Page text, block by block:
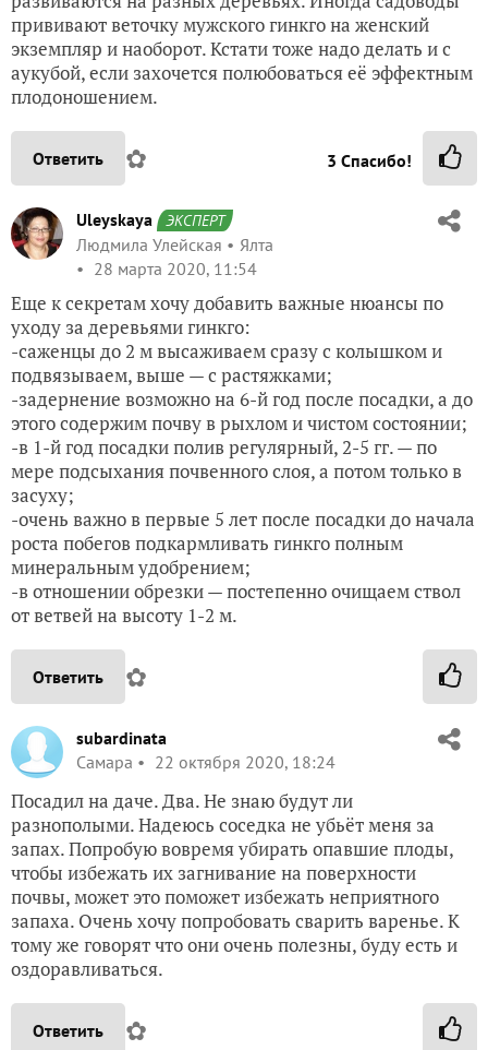
прививают веточку мужского гинкго на женский
экземпляр и наоборот. Кстати тоже надо делать и с
аукубой, если захочется полюбоваться её эффектным
плодоношением.
Ответить ✿ 3 Спасибо!
Uleyskaya ЭКСПЕРТ
Людмила Улейская
Ялта
28 марта 2020, 11:54
Еще к секретам хочу добавить важные нюансы по
уходу за деревьями гинкго:
-саженцы до 2 м высаживаем сразу с колышком и
подвязываем, выше — с растяжками;
-задернение возможно на 6-й год после посадки, а до
этого содержим почву в рыхлом и чистом состоянии;
-в 1-й год посадки полив регулярный, 2-5 гг. — по
мере подсыхания почвенного слоя, а потом только в
засуху;
-очень важно в первые 5 лет после посадки до начала
роста побегов подкармливать гинкго полным
минеральным удобрением;
-в отношении обрезки — постепенно очищаем ствол
от ветвей на высоту 1-2 м.
Ответить ✿
subardinata
Самара
22 октября 2020, 18:24
Посадил на даче. Два. Не знаю будут ли
разнополыми. Надеюсь соседка не убьёт меня за
запах. Попробую вовремя убирать опавшие плоды,
чтобы избежать их загнивание на поверхности
почвы, может это поможет избежать неприятного
запаха. Очень хочу попробовать сварить варенье. К
тому же говорят что они очень полезны, буду есть и
оздоравливаться.
Ответить ✿